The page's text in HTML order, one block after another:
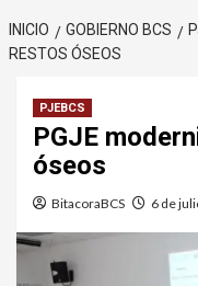
INICIO GOBIERNO BCS
RESTOS ÓSEOS
PJEBCS
PGJE
óseos
BitacoraBCS 6 de